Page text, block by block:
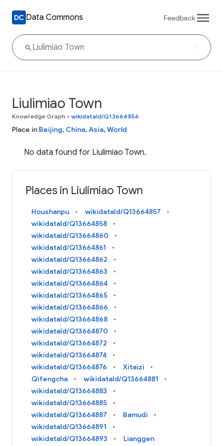
Data Commons Feedback
Liulimiao Town
Knowledge Graph • wikidataId/Q13664856
Place in Beijing, China, Asia, World
No data found for Liulimiao Town.
Places in Liulimiao Town
Houshanpu
wikidataId/Q13664857
wikidataId/Q13664858
wikidataId/Q13664860
wikidataId/Q13664861
wikidataId/Q13664862
wikidataId/Q13664863
wikidataId/Q13664864
wikidataId/Q13664865
wikidataId/Q13664866
wikidataId/Q13664868
wikidataId/Q13664870
wikidataId/Q13664872
wikidataId/Q13664874
wikidataId/Q13664876
Xitaizi
Qifengcha
wikidataId/Q13664881
wikidataId/Q13664883
wikidataId/Q13664885
wikidataId/Q13664887
Bamudi
wikidataId/Q13664891
wikidataId/Q13664893
Lianggen